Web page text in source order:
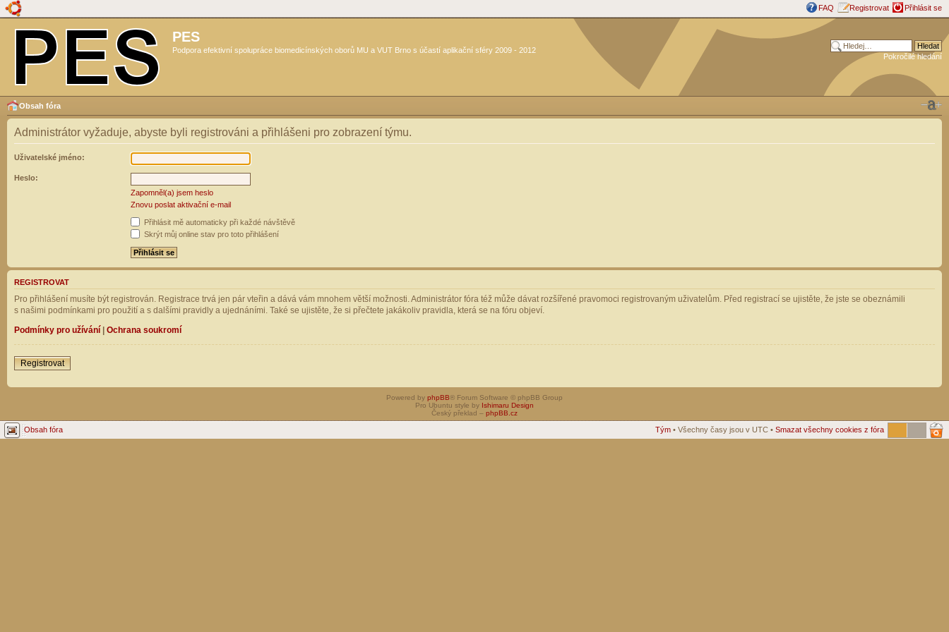
FAQ Registrovat Přihlásit se
PES
Podpora efektivní spolupráce biomedicínských oborů MU a VUT Brno s účastí aplikační sféry 2009 - 2012
Pokročilé hledání
Obsah fóra
Administrátor vyžaduje, abyste byli registrováni a přihlášeni pro zobrazení týmu.
Uživatelské jméno:
Heslo:
Zapomněl(a) jsem heslo
Znovu poslat aktivační e-mail
Přihlásit mě automaticky při každé návštěvě
Skrýt můj online stav pro toto přihlášení
REGISTROVAT
Pro přihlášení musíte být registrován. Registrace trvá jen pár vteřin a dává vám mnohem větší možnosti. Administrátor fóra též může dávat rozšířené pravomoci registrovaným uživatelům. Před registrací se ujistěte, že jste se obeznámili
s našimi podmínkami pro použití a s dalšími pravidly a ujednáními. Také se ujistěte, že si přečtete jakákoliv pravidla, která se na fóru objeví.
Podmínky pro užívání | Ochrana soukromí
Registrovat
Powered by phpBB® Forum Software © phpBB Group
Pro Ubuntu style by Ishimaru Design
Český překlad – phpBB.cz
Obsah fóra Tým • Všechny časy jsou v UTC • Smazat všechny cookies z fóra